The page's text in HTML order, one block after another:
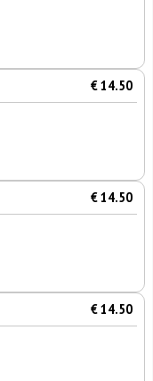
€ 14.50
€ 14.50
€ 14.50